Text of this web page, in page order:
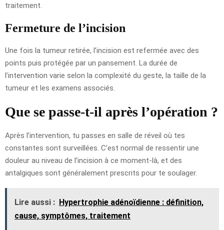
traitement.
Fermeture de l’incision
Une fois la tumeur retirée, l’incision est refermée avec des
points puis protégée par un pansement. La durée de
l’intervention varie selon la complexité du geste, la taille de la
tumeur et les examens associés.
Que se passe-t-il après l’opération ?
Après l’intervention, tu passes en salle de réveil où tes
constantes sont surveillées. C’est normal de ressentir une
douleur au niveau de l’incision à ce moment-là, et des
antalgiques sont généralement prescrits pour te soulager.
Lire aussi : Hypertrophie adénoïdienne : définition,
cause, symptômes, traitement